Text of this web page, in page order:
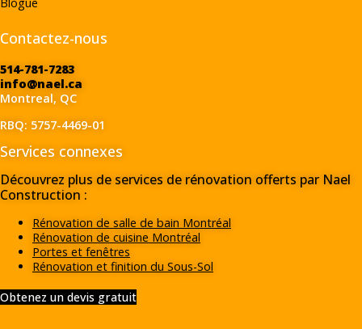
Blogue
Contactez-nous
514-781-7283
info@nael.ca
Montreal, QC
RBQ: 5757-4469-01
Services connexes
Découvrez plus de services de rénovation offerts par Nael
Construction :
Rénovation de salle de bain Montréal
Rénovation de cuisine Montréal
Portes et fenêtres
Rénovation et finition du Sous-Sol
Obtenez un devis gratuit